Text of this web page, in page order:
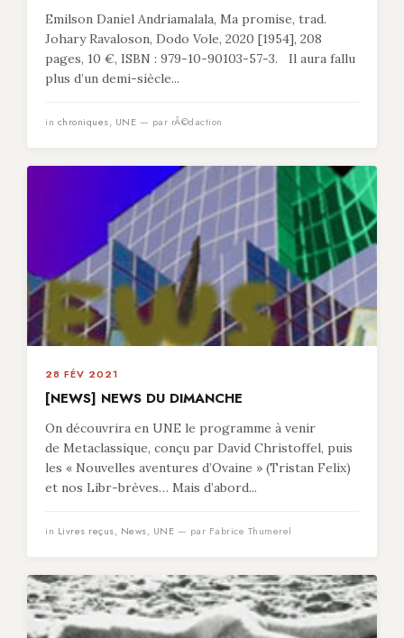
Emilson Daniel Andriamalala, Ma promise, trad.
Johary Ravaloson, Dodo Vole, 2020 [1954], 208
pages, 10 €, ISBN : 979-10-90103-57-3. Il aura fallu
plus d’un demi-siècle...
in chroniques, UNE — par rÃ©daction
28 FÉV 2021
[NEWS] NEWS DU DIMANCHE
On découvrira en UNE le programme à venir
de Metaclassique, conçu par David Christoffel, puis
les « Nouvelles aventures d’Ovaine » (Tristan Felix)
et nos Libr-brèves… Mais d’abord...
in Livres reçus, News, UNE — par Fabrice Thumerel